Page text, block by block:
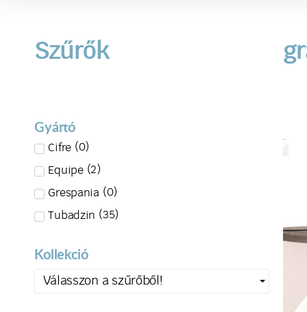
Szűrők
Gyártó
Cifre (0)
Equipe (2)
Grespania (0)
Tubadzin (35)
Kollekció
Válasszon a szűrőből!